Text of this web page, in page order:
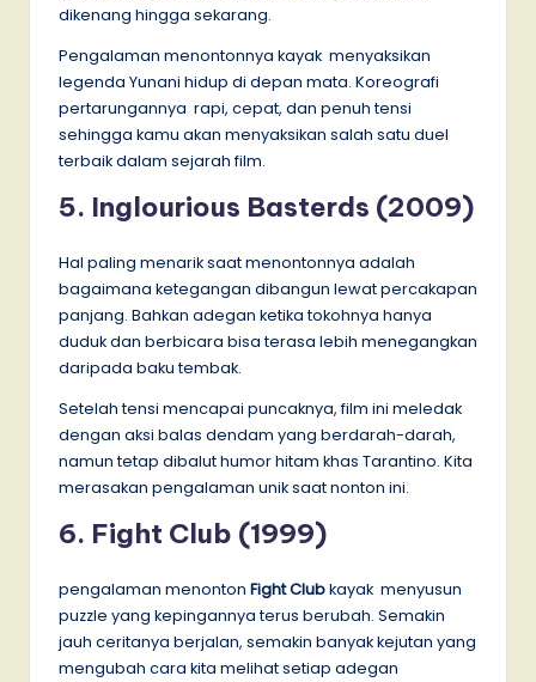
dikenang hingga sekarang.
Pengalaman menontonnya kayak menyaksikan
legenda Yunani hidup di depan mata. Koreografi
pertarungannya rapi, cepat, dan penuh tensi
sehingga kamu akan menyaksikan salah satu duel
terbaik dalam sejarah film.
5. Inglourious Basterds (2009)
Hal paling menarik saat menontonnya adalah
bagaimana ketegangan dibangun lewat percakapan
panjang. Bahkan adegan ketika tokohnya hanya
duduk dan berbicara bisa terasa lebih menegangkan
daripada baku tembak.
Setelah tensi mencapai puncaknya, film ini meledak
dengan aksi balas dendam yang berdarah-darah,
namun tetap dibalut humor hitam khas Tarantino. Kita
merasakan pengalaman unik saat nonton ini.
6. Fight Club (1999)
pengalaman menonton Fight Clubkayak menyusun
puzzle yang kepingannya terus berubah. Semakin
jauh ceritanya berjalan, semakin banyak kejutan yang
mengubah cara kita melihat setiap adegan